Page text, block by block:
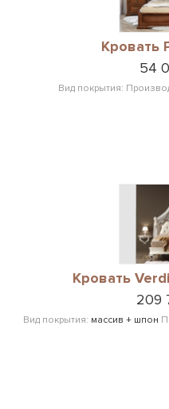
Кровать
54
Вид покрытия:
Кровать
209
Вид покрытия: массив + шпон